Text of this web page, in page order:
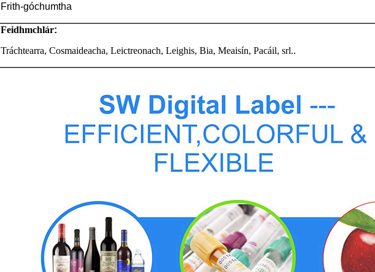
Frith-góchumtha
Feidhmchlár:
Tráchtearra, Cosmaideacha, Leictreonach, Leighis, Bia, Meaisín, Pacáil, srl..